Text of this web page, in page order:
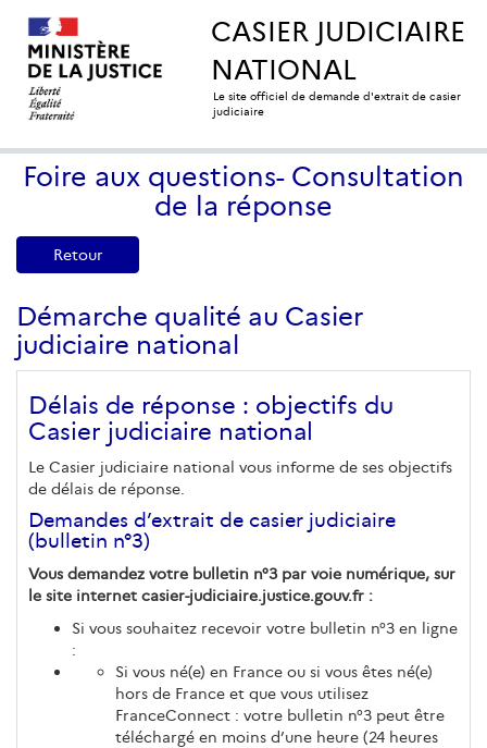
CASIER JUDICIAIRE
NATIONAL
Le site officiel de demande d'extrait de casier
judiciaire
Foire aux questions- Consultation
de la réponse
Retour
Démarche qualité au Casier
judiciaire national
Délais de réponse : objectifs du
Casier judiciaire national
Le Casier judiciaire national vous informe de ses objectifs
de délais de réponse.
Demandes d’extrait de casier judiciaire
(bulletin n°3)
Vous demandez votre bulletin n°3 par voie numérique, sur
le site internet casier-judiciaire.justice.gouv.fr :
Si vous souhaitez recevoir votre bulletin n°3 en ligne
:
Si vous né(e) en France ou si vous êtes né(e)
hors de France et que vous utilisez
FranceConnect : votre bulletin n°3 peut être
téléchargé en moins d’une heure (24 heures